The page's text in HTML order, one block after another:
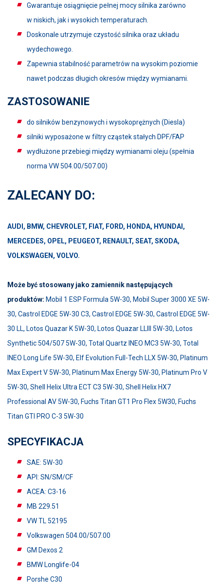
Gwarantuje osiągnięcie pełnej mocy silnika zarówno
w niskich, jak i wysokich temperaturach.
Doskonale utrzymuje czystość silnika oraz układu
wydechowego.
Zapewnia stabilność parametrów na wysokim poziomie
nawet podczas długich okresów między wymianami.
ZASTOSOWANIE
do silników benzynowych i wysokoprężnych (Diesla)
silniki wyposażone w filtry cząstek stałych DPF/FAP
wydłużone przebiegi między wymianami oleju (spełnia
norma VW 504.00/507.00)
ZALECANY DO:
AUDI, BMW, CHEVROLET, FIAT, FORD, HONDA, HYUNDAI,
MERCEDES, OPEL, PEUGEOT, RENAULT, SEAT, SKODA,
VOLKSWAGEN, VOLVO.
Może być stosowany jako zamiennik następujących
produktów: Mobil 1 ESP Formula 5W-30, Mobil Super 3000 XE 5W-
30, Castrol EDGE 5W-30 C3, Castrol EDGE 5W-30, Castrol EDGE 5W-
30 LL, Lotos Quazar K 5W-30, Lotos Quazar LLIII 5W-30, Lotos
Synthetic 504/507 5W-30, Total Quartz INEO MC3 5W-30, Total
INEO Long Life 5W-30, Elf Evolution Full-Tech LLX 5W-30, Platinum
Max Expert V 5W-30, Platinum Max Energy 5W-30, Platinum Pro V
5W-30, Shell Helix Ultra ECT C3 5W-30, Shell Helix HX7
Professional AV 5W-30, Fuchs Titan GT1 Pro Flex 5W30, Fuchs
Titan GTI PRO C-3 5W-30
SPECYFIKACJA
SAE: 5W-30
API: SN/SM/CF
ACEA: C3-16
MB 229.51
VW TL 52195
Volkswagen 504.00/507.00
GM Dexos 2
BMW Longlife-04
Porshe C30